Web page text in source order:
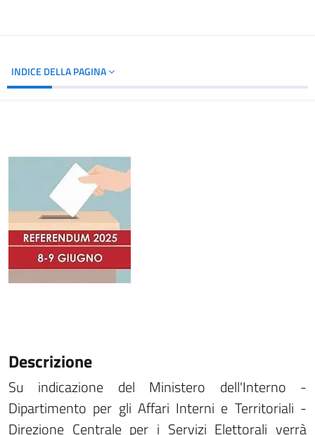
INDICE DELLA PAGINA
Descrizione
Su indicazione del Ministero dell'Interno -
Dipartimento per gli Affari Interni e Territoriali -
Direzione Centrale per i Servizi Elettorali verrà